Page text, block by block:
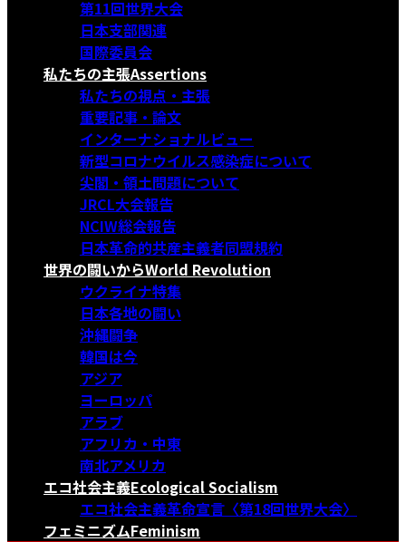
第11回世界大会
日本支部関連
国際委員会
私たちの主張Assertions
私たちの視点・主張
重要記事・論文
インターナショナルビュー
新型コロナウイルス感染症について
尖閣・領土問題について
JRCL大会報告
NCIW総会報告
日本革命的共産主義者同盟規約
世界の闘いからWorld Revolution
ウクライナ特集
日本各地の闘い
沖縄闘争
韓国は今
アジア
ヨーロッパ
アラブ
アフリカ・中東
南北アメリカ
エコ社会主義Ecological Socialism
エコ社会主義革命宣言〈第18回世界大会〉
フェミニズムFeminism